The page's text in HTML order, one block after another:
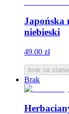
Japońska
niebieski
49.00 zł
brak na stanie
Brak